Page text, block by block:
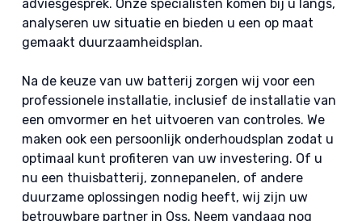
adviesgesprek. Onze specialisten komen bij u langs,
analyseren uw situatie en bieden u een op maat
gemaakt duurzaamheidsplan.
Na de keuze van uw batterij zorgen wij voor een
professionele installatie, inclusief de installatie van
een omvormer en het uitvoeren van controles. We
maken ook een persoonlijk onderhoudsplan zodat u
optimaal kunt profiteren van uw investering. Of u
nu een thuisbatterij, zonnepanelen, of andere
duurzame oplossingen nodig heeft, wij zijn uw
betrouwbare partner in Oss. Neem vandaag nog